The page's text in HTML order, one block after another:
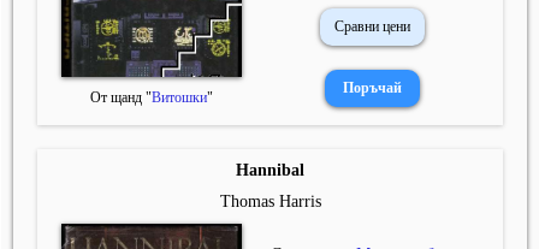
От щанд "Витошки"
Сравни цени
Hannibal
Thomas Harris